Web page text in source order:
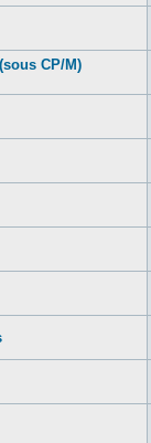
CP/M)